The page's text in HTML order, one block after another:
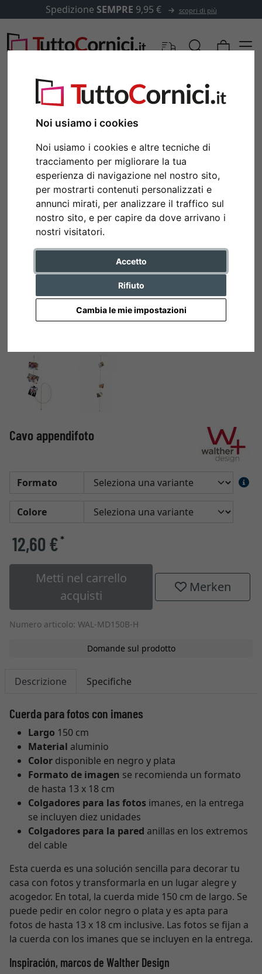
Noi usiamo i cookies
Noi usiamo i cookies e altre tecniche di
tracciamento per migliorare la tua
esperienza di navigazione nel nostro sito,
per mostrarti contenuti personalizzati e
annunci mirati, per analizzare il traffico sul
nostro sito, e per capire da dove arrivano i
nostri visitatori.
Accetto
Rifiuto
Cambia le mie impostazioni
SpedizioneSEMPRE9,95 € scopri di più
Indietro
Cavo appendifoto
Formato
Colore
12,60 €*
Metti nel carrello
acquisti
Merken
Numero articolo: WAL-MD150B-H
Domande sul prodotto
Descrizione Specifiche
Cuerda para fotos con imanes
Largo 150 cm
Material aluminio
Color disponible en negro y plata
Formato de imagen se recomienda un formato
de hasta 13 x 18 cm
Colgadores para las fotos imanes, en la entrega
se incluyen diez unidades
Colgadores para la pared anillas en los extremos
del cable
Esta cuerda es una solución sencilla para decorar tu
casa con fotos y transformarla en un lugar alegre y
acogedor. En total, la cuerda mide 150 cm de largo. Se
puede pedir en color negro o plata y es apta para
fotos de hasta 13 x 18 cm inclusive. Las fotos se fijan a
la cuerda con los imanes que se incluyen en la entrega.
Inspiración, marcos de Walther Design